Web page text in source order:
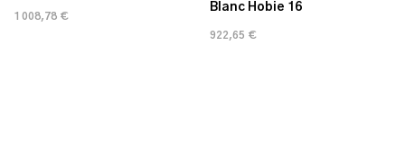
1 008,78 €
Blanc Hobie 16
922,65 €